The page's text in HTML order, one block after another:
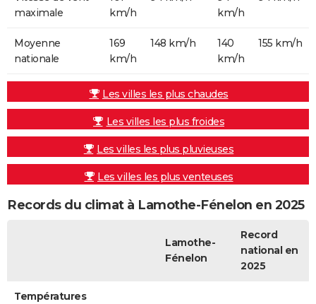
maximale
km/h
km/h
Moyenne
nationale
169
km/h
148 km/h
140
km/h
155 km/h
Les villes les plus chaudes
Les villes les plus froides
Les villes les plus pluvieuses
Les villes les plus venteuses
Records du climat à Lamothe-Fénelon en 2025
Lamothe-
Fénelon
Record
national en
2025
Températures